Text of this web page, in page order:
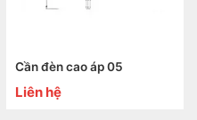
Cần đèn cao áp 05
Liên hệ